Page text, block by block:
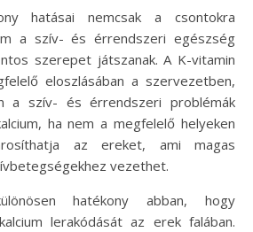
hatásai nemcsak a csontokra
a szív- és érrendszeri egészség
szerepet játszanak. A K-vitamin
eloszlásában a szervezetben,
a szív- és érrendszeri problémák
ha nem a megfelelő helyeken
az ereket, ami magas
vezethet.
hatékony abban, hogy
lerakódását az erek falában.